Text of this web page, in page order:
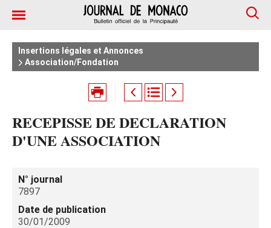
Insertions légales et Annonces
Association/Fondation
RECEPISSE DE DECLARATION
D'UNE ASSOCIATION
N° journal
7897
Date de publication
30/01/2009